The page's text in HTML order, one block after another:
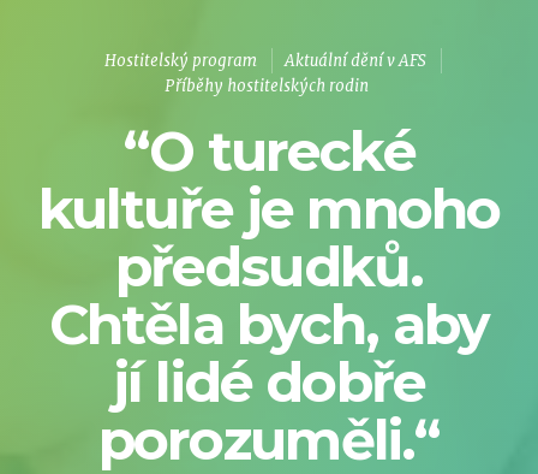
Hostitelský program
Aktuální dění v AFS
Příběhy hostitelských rodin
“O turecké
kultuře je mnoho
předsudků.
Chtěla bych, aby
jí lidé dobře
porozuměli.“